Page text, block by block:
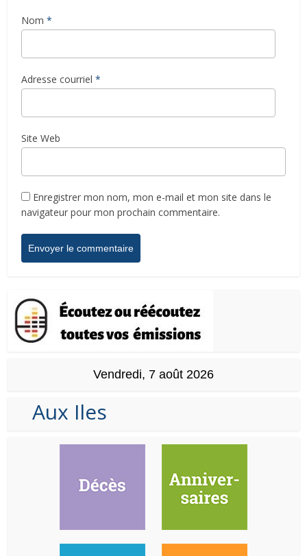
Nom *
Adresse courriel *
Site Web
Enregistrer mon nom, mon e-mail et mon site dans le
navigateur pour mon prochain commentaire.
Vendredi, 7 août 2026
Aux Iles